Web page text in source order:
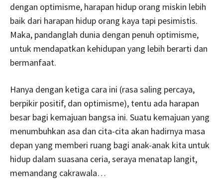
dengan optimisme, harapan hidup orang miskin lebih
baik dari harapan hidup orang kaya tapi pesimistis.
Maka, pandanglah dunia dengan penuh optimisme,
untuk mendapatkan kehidupan yang lebih berarti dan
bermanfaat.
Hanya dengan ketiga cara ini (rasa saling percaya,
berpikir positif, dan optimisme), tentu ada harapan
besar bagi kemajuan bangsa ini. Suatu kemajuan yang
menumbuhkan asa dan cita-cita akan hadirnya masa
depan yang memberi ruang bagi anak-anak kita untuk
hidup dalam suasana ceria, seraya menatap langit,
memandang cakrawala…